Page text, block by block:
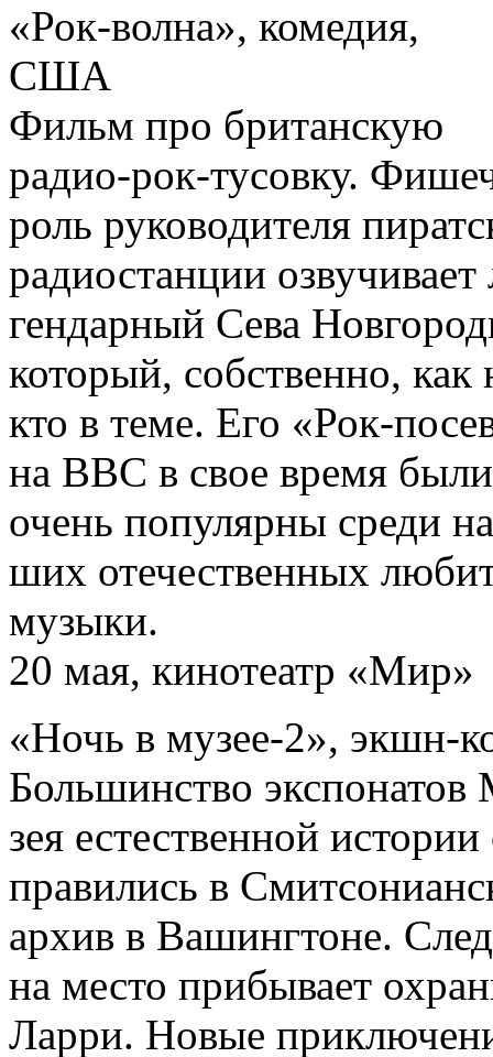
«Рок-волна», комедия,
США
Фильм про британскую
радио-рок-тусовку.
роль руководителя
радиостанции озвучивает
гендарный Сева
который, собственно, как
кто в теме. Его «Рок-
на BBC в свое время были
очень популярны среди
ших отечественных
музыки.
20 мая, кинотеатр «Мир»
«Ночь в музее-2»,
Большинство
зея естественной истории
правились в
архив в Вашингтоне.
на место прибывает
Ларри. Новые